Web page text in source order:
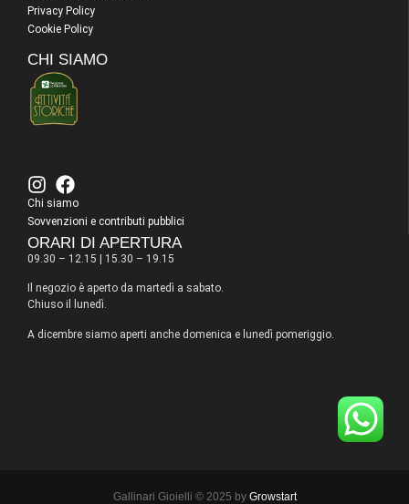
Privacy Policy
Cookie Policy
CHI SIAMO
Chi siamo
Sovvenzioni e contributi pubblici
ORARI DI APERTURA
09.30 – 12.15 | 15.30 – 19.15
Il negozio è aperto da martedì a sabato.
Chiuso il lunedì.
A dicembre siamo aperti anche domenica e lunedì pomeriggio.
Gallinari Gioielli © 2025 by Growstart